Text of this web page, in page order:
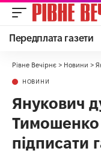
Передплата газети
Рівне Вечірнє > Новини >
НОВИНИ
Янукович
підписати